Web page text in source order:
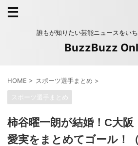
誰もが知りたい芸能ニュースをい
BuzzBuzz
HOME > スポーツ選手まとめ >
スポーツ選手まとめ
柿谷曜一朗が結婚！C大阪
愛実をまとめてゴール！（